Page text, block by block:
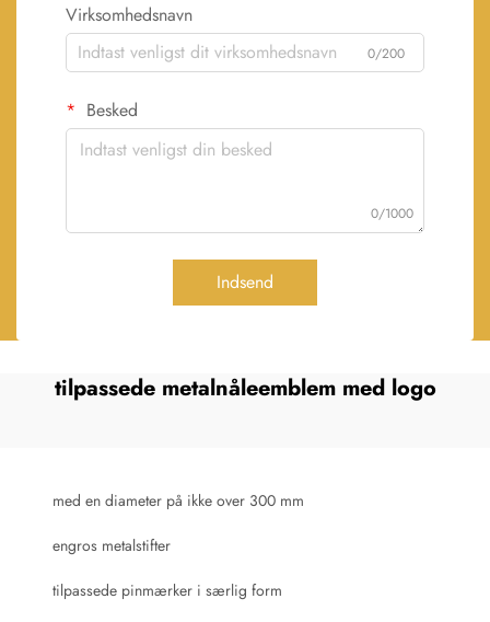
Virksomhedsnavn
0/200
Besked
0/1000
Indsend
tilpassede metalnåleemblem med logo
med en diameter på ikke over 300 mm
engros metalstifter
tilpassede pinmærker i særlig form